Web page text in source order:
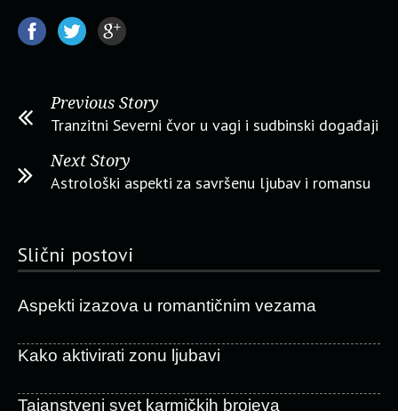
Previous Story
Tranzitni Severni čvor u vagi i sudbinski događaji
Next Story
Astrološki aspekti za savršenu ljubav i romansu
Slični postovi
Aspekti izazova u romantičnim vezama
Kako aktivirati zonu ljubavi
Tajanstveni svet karmičkih brojeva